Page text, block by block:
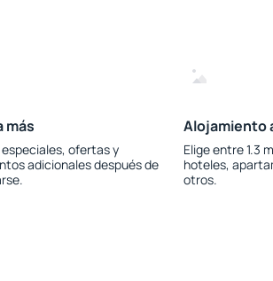
más
especiales, ofertas y
adicionales después de
Alojamiento
Elige entre 1.3
hoteles,
otros.